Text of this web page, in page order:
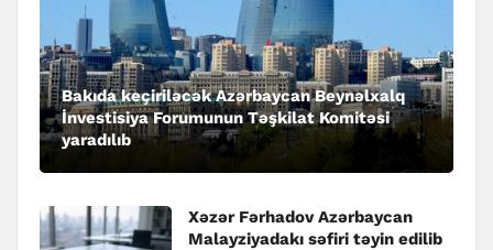
Bakıda keçiriləcək Azərbaycan Beynəlxalq
İnvestisiya Forumunun Təşkilat Komitəsi
yaradılıb
Xəzər Fərhadov Azərbaycan
Malayziyadakı səfiri təyin edilib